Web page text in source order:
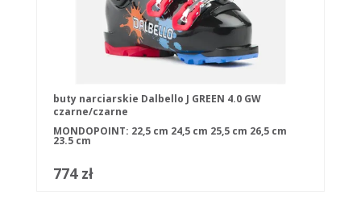
buty narciarskie Dalbello J GREEN 4.0 GW
czarne/czarne
MONDOPOINT: 22,5 cm 24,5 cm 25,5 cm 26,5 cm
23.5 cm
774 zł